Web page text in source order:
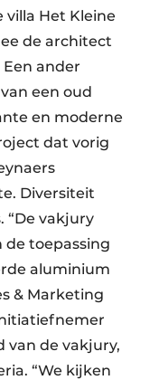
Het Kleine
de architect
ander
een oud
en moderne
dat vorig
Diversiteit
“De vakjury
toepassing
aluminium
& Marketing
van de vakjury,
“We kijken